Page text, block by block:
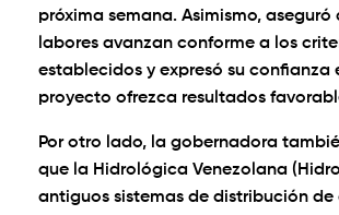
próxima semana. Asimismo, aseguró
labores avanzan conforme a los
establecidos y expresó su confianza
proyecto ofrezca resultados
Por otro lado, la gobernadora
que la Hidrológica Venezolana
antiguos sistemas de distribución de